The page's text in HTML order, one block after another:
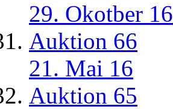
29. Okotber 16
Auktion 66
21. Mai 16
Auktion 65